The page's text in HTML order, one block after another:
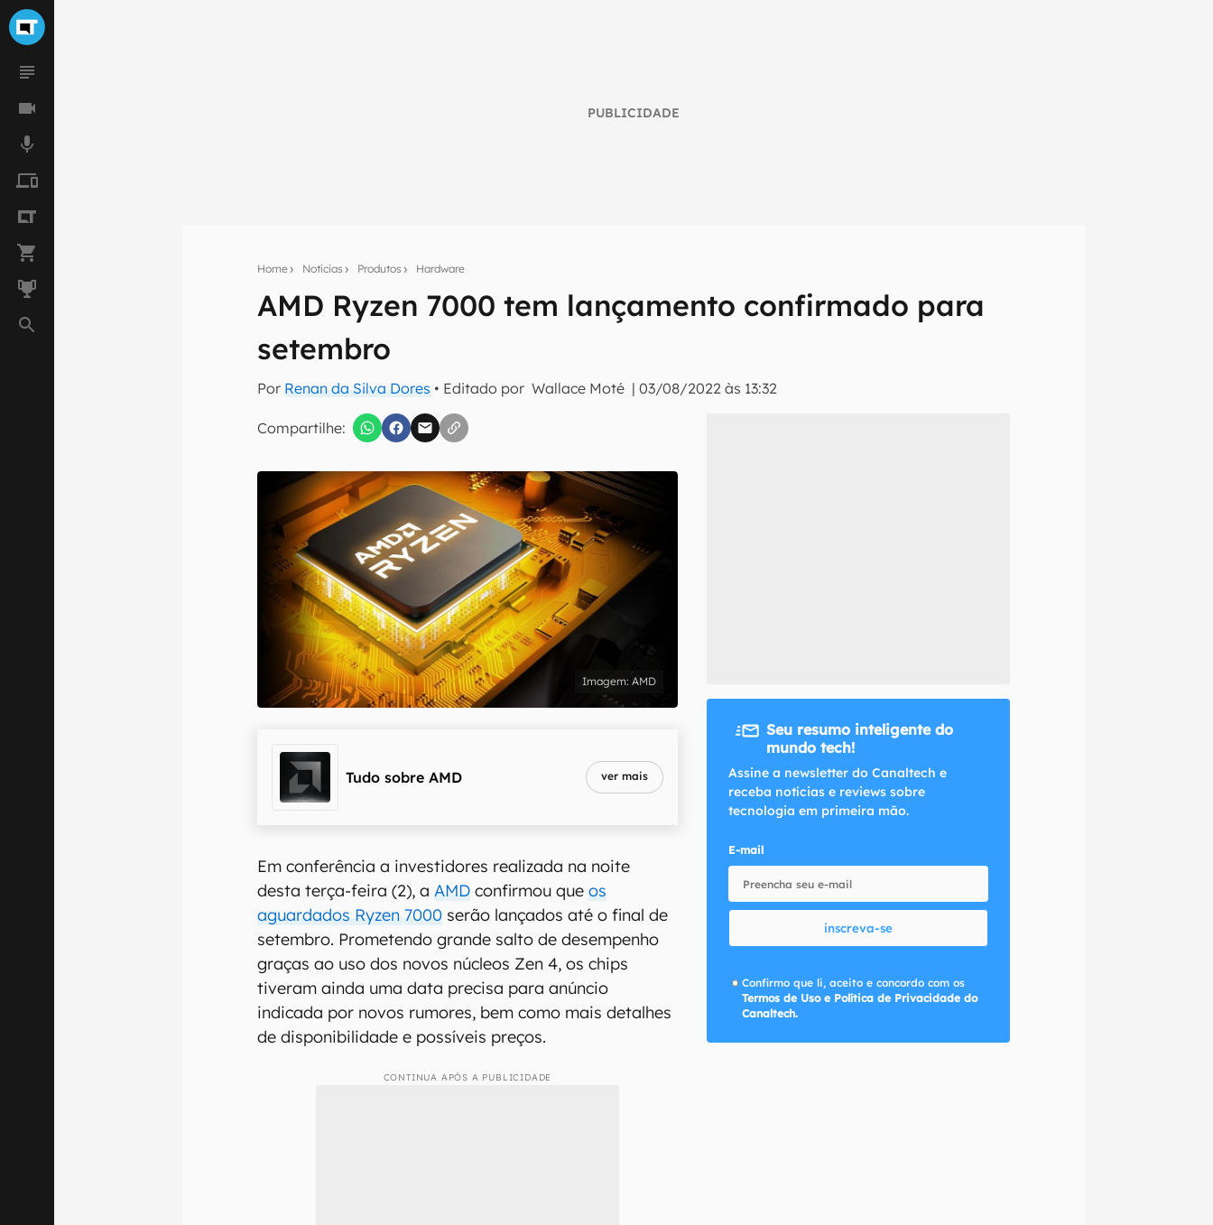
PUBLICIDADE
Home Notícias Produtos Hardware
AMD Ryzen 7000 tem lançamento confirmado para
setembro
Por Renan da Silva Dores • Editado por Wallace Moté |03/08/2022 às 13:32
Compartilhe:
Seu resumo inteligente do mundo tech!
Assine a newsletter do Canaltech e receba notícias e reviews sobre tecnologia em primeira
inscreva-se
Confirmo que li, aceito e concordo com os Termos de Uso e Política de Privacidade do Canaltech.
AMD
Tudo sobre AMD ver mais
Em conferência a investidores realizada na noite
desta terça-feira (2), aAMD confirmou queos
aguardados Ryzen 7000 serão lançados até o final de
setembro. Prometendo grande salto de desempenho
graças ao uso dos novos núcleos Zen 4, os chips
tiveram ainda uma data precisa para anúncio
indicada por novos rumores, bem como mais detalhes
de disponibilidade e possíveis preços.
CONTINUA APÓS A PUBLICIDADE
Seu resumo inteligente do
mundo tech!
Assine a newsletter do Canaltech e
receba notícias e reviews sobre
tecnologia em primeira mão.
E-mail
inscreva-se
Confirmo que li, aceito e concordo com os
Termos de Uso e Política de Privacidade do
Canaltech.